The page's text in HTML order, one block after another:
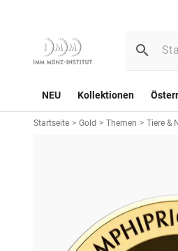
NEU Kollektionen
Startseite > Gold > Themen > Tiere &